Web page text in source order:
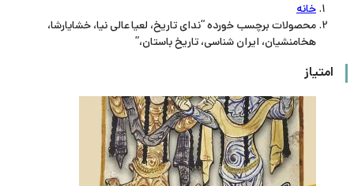
خانه
محصولات برچسب خورده “ندای تاریخ، لعیا عالی نیا، خشایارشا،
هخامنشیان، ایران شناسی، تاریخ باستان،”
امتیاز